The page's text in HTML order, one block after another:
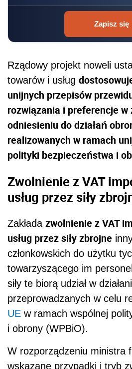
Zapisz się
Rządowy projekt noweli
towarów i usług
unijnych przepisów
rozwiązania i preferencje w
odniesieniu do działań
realizowanych w ramach
polityki bezpieczeństwa i
Zwolnienie z VAT
usług przez siły
Zakłada zwolnienie z VAT
usług przez siły zbrojne
członkowskich do użytku
towarzyszącego im
siły te biorą udział w
przeprowadzanych w celu
UE w ramach wspólnej
i obrony (WPBiO).
W rozporządzeniu ministra
wskazane przypadki i tryb